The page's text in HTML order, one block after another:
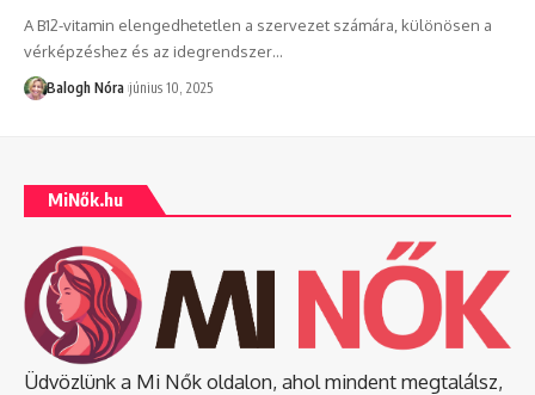
A B12-vitamin elengedhetetlen a szervezet számára, különösen a
vérképzéshez és az idegrendszer…
Balogh Nóra június 10, 2025
MiNők.hu
Üdvözlünk a Mi Nők oldalon, ahol mindent megtalálsz,